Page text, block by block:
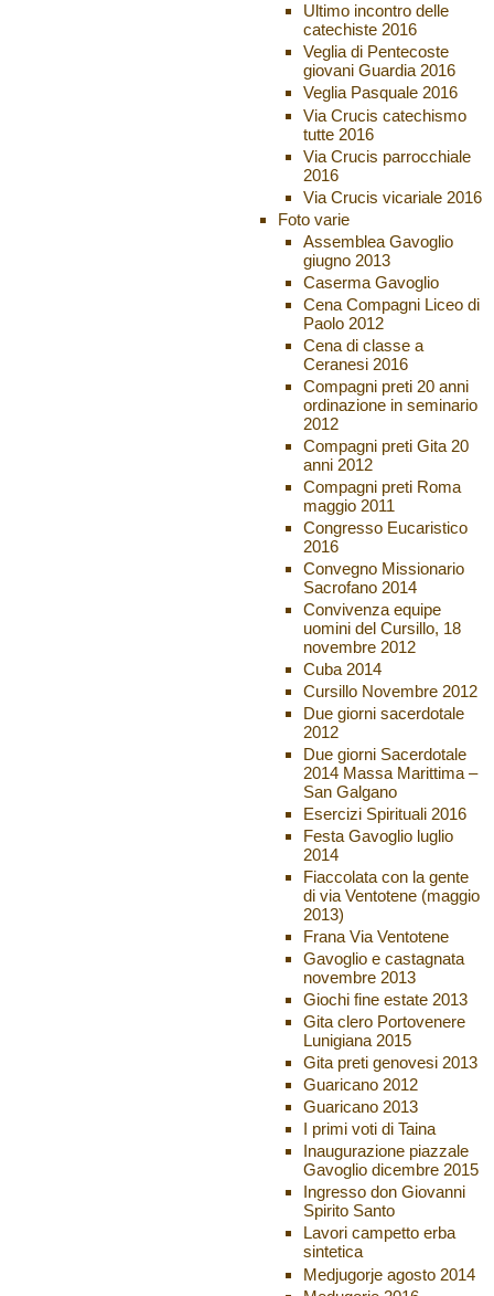
Ultimo incontro delle
catechiste 2016
Veglia di Pentecoste
giovani Guardia 2016
Veglia Pasquale 2016
Via Crucis catechismo
tutte 2016
Via Crucis parrocchiale
2016
Via Crucis vicariale 2016
Foto varie
Assemblea Gavoglio
giugno 2013
Caserma Gavoglio
Cena Compagni Liceo di
Paolo 2012
Cena di classe a
Ceranesi 2016
Compagni preti 20 anni
ordinazione in seminario
2012
Compagni preti Gita 20
anni 2012
Compagni preti Roma
maggio 2011
Congresso Eucaristico
2016
Convegno Missionario
Sacrofano 2014
Convivenza equipe
uomini del Cursillo, 18
novembre 2012
Cuba 2014
Cursillo Novembre 2012
Due giorni sacerdotale
2012
Due giorni Sacerdotale
2014 Massa Marittima –
San Galgano
Esercizi Spirituali 2016
Festa Gavoglio luglio
2014
Fiaccolata con la gente
di via Ventotene (maggio
2013)
Frana Via Ventotene
Gavoglio e castagnata
novembre 2013
Giochi fine estate 2013
Gita clero Portovenere
Lunigiana 2015
Gita preti genovesi 2013
Guaricano 2012
Guaricano 2013
I primi voti di Taina
Inaugurazione piazzale
Gavoglio dicembre 2015
Ingresso don Giovanni
Spirito Santo
Lavori campetto erba
sintetica
Medjugorje agosto 2014